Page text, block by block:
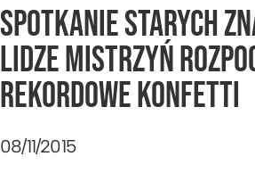
SPOTKANIE STARYCH
LIDZE MISTRZYŃ
REKORDOWE KONFETTI
08/11/2015